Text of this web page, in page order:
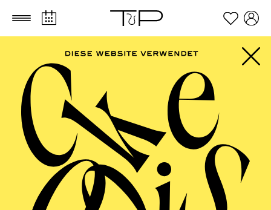
Zum Hauptinhalt springen Zum Footer springen
PHILHARMONIE